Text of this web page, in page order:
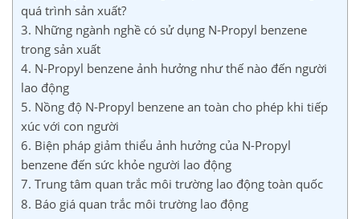
quá trình sản xuất?
3. Những ngành nghề có sử dụng N-Propyl benzene
trong sản xuất
4. N-Propyl benzene ảnh hưởng như thế nào đến người
lao động
5. Nồng độ N-Propyl benzene an toàn cho phép khi tiếp
xúc với con người
6. Biện pháp giảm thiểu ảnh hưởng của N-Propyl
benzene đến sức khỏe người lao động
7. Trung tâm quan trắc môi trường lao động toàn quốc
8. Báo giá quan trắc môi trường lao động